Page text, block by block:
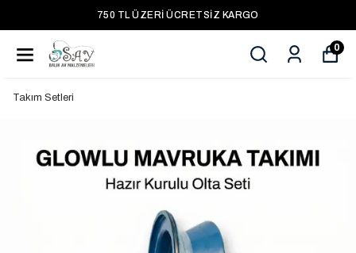
750 TL ÜZERI ÜCRETSIZ KARGO
0
Takım Setleri